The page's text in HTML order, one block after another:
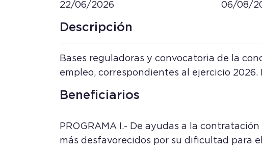
22/06/2026 06/08/
Descripción
Bases reguladoras y convocatoria de la
empleo, correspondientes al ejercicio
Beneficiarios
PROGRAMA I.- De ayudas a la
más desfavorecidos por su dificultad para